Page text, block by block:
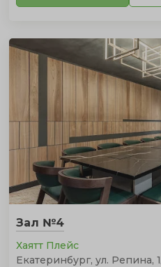
Зал №4
Хаятт Плейс
Екатеринбург, ул. Репина,